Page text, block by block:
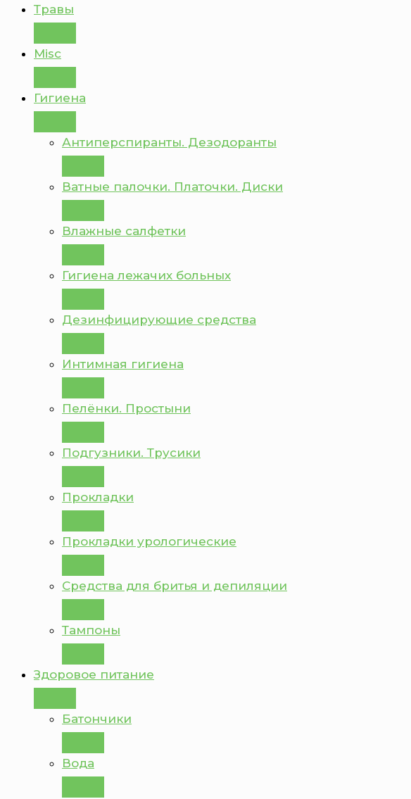
Травы
Misc
Гигиена
Антиперспиранты. Дезодоранты
Ватные палочки. Платочки. Диски
Влажные салфетки
Гигиена лежачих больных
Дезинфицирующие средства
Интимная гигиена
Пелёнки. Простыни
Подгузники. Трусики
Прокладки
Прокладки урологические
Средства для бритья и депиляции
Тампоны
Здоровое питание
Батончики
Вода